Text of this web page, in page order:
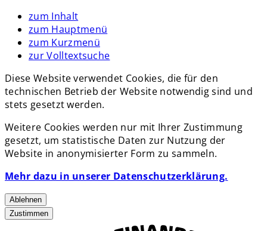
zum Inhalt
zum Hauptmenü
zum Kurzmenü
zur Volltextsuche
Diese Website verwendet Cookies, die für den
technischen Betrieb der Website notwendig sind und
stets gesetzt werden.
Weitere Cookies werden nur mit Ihrer Zustimmung
gesetzt, um statistische Daten zur Nutzung der
Website in anonymisierter Form zu sammeln.
Mehr dazu in unserer Datenschutzerklärung.
Ablehnen
Zustimmen